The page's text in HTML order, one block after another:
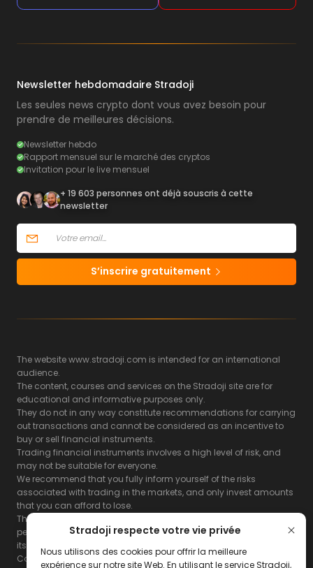
Stradoji respecte votre vie privée
Nous utilisons des cookies pour offrir la meilleure
expérience sur notre site Web. En utilisant le service Stradoji,
Newsletter hebdomadaire Stradoji
Les seules news crypto dont vous avez besoin pour
prendre de meilleures décisions.
Newsletter hebdo
Rapport mensuel sur le marché des cryptos
Invitation pour le live mensuel
+ 19 603 personnes ont déjà souscris à cette
newsletter
S’inscrire gratuitement
The website www.stradoji.com is intended for an international
audience.
The content, courses and services on the Stradoji site are for
educational and informative purposes only.
They do not in any way constitute recommendations for carrying
out transactions and cannot be considered as an incentive to
buy or sell financial instruments.
Trading financial instruments involves a high level of risk, and
may not be suitable for everyone.
We recommend that you fully inform yourself of the risks
associated with trading in the markets, and only invest amounts
that you can afford to lose.
The Stradoji site does not guarantee the results or the
performance of products based on the information contained on
its site and its servers.
Consequently, the Stradoji site and its publishing company